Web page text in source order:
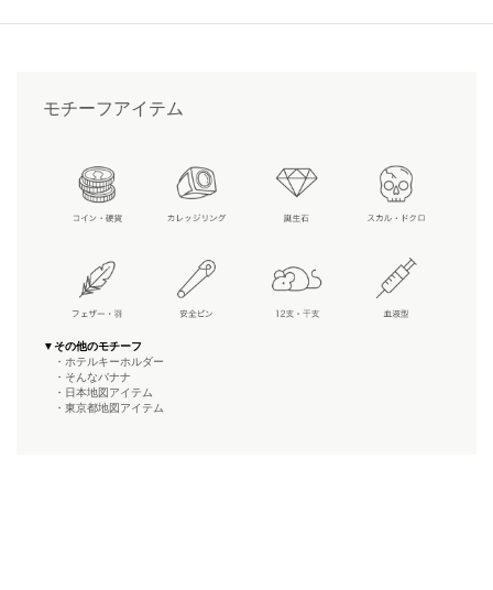
モチーフアイテム
▼その他のモチーフ
・ホテルキーホルダー
・そんなバナナ
・日本地図アイテム
・東京都地図アイテム